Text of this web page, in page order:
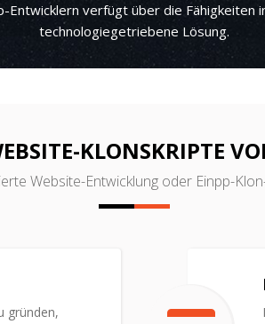
verfügt über die Fähigkeiten
technologiegetriebene Lösung.
KLONSKRIPTE
Website-Entwicklung oder Einpp-
gründen,